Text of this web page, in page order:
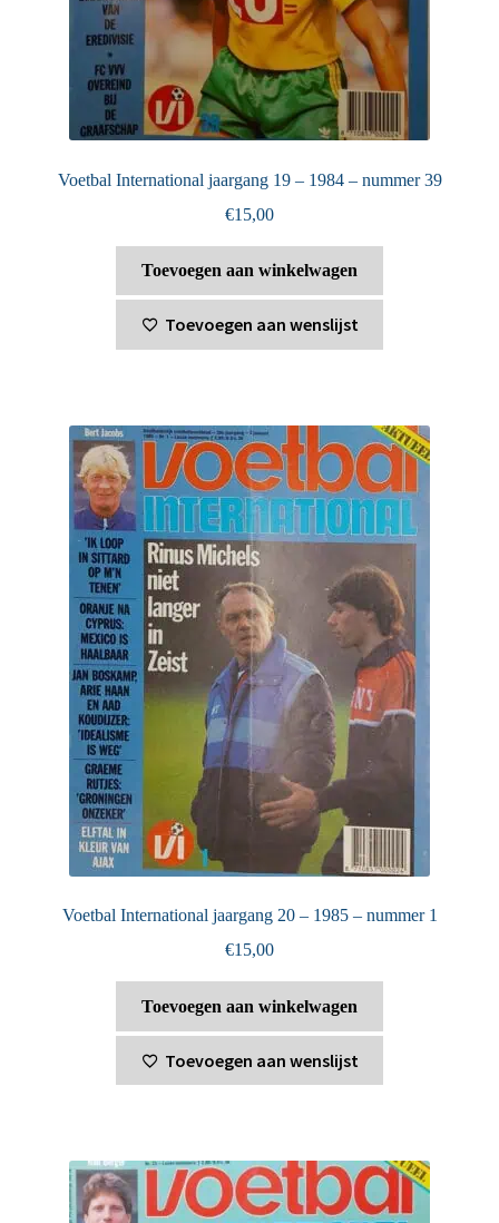
Voetbal International jaargang 19 – 1984 – nummer 39
€15,00
Toevoegen aan winkelwagen
Toevoegen aan wenslijst
Voetbal International jaargang 20 – 1985 – nummer 1
€15,00
Toevoegen aan winkelwagen
Toevoegen aan wenslijst